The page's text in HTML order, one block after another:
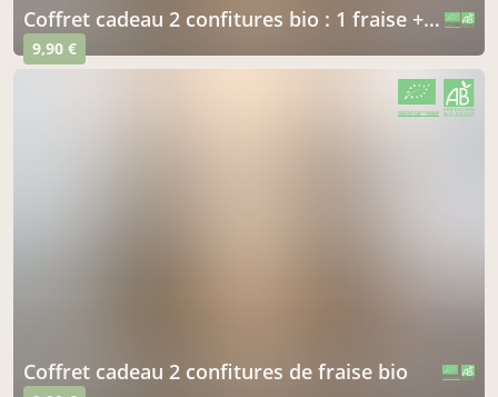
coffret cadeau 2 confitures bio : 1 fraise + 1 fraise-rhubarbe
9,90 €
coffret cadeau 2 confitures de fraise bio
CERTIFIÉ PAR FR-BIO-09
AGRICULTURE FRANCE